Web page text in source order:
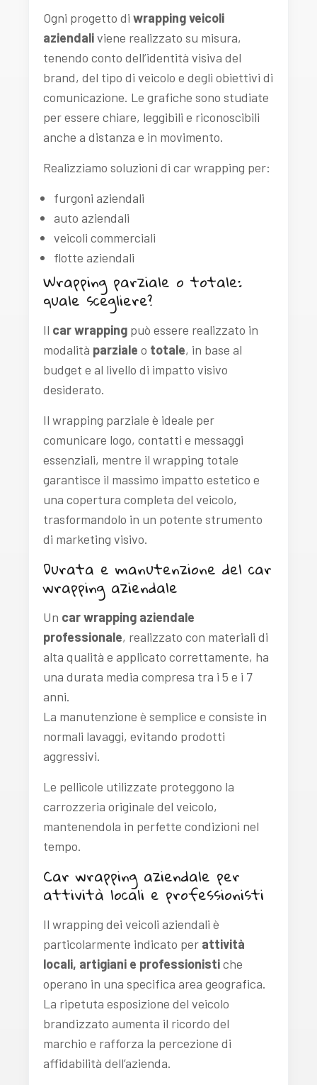
Ogni progetto di wrapping veicoli
aziendaliviene realizzato su misura,
tenendo conto dell’identità visiva del
brand, del tipo di veicolo e degli obiettivi di
comunicazione. Le grafiche sono studiate
per essere chiare, leggibili e riconoscibili
anche a distanza e in movimento.
Realizziamo soluzioni di car wrapping per:
furgoni aziendali
auto aziendali
veicoli commerciali
flotte aziendali
Wrapping parziale o totale:
quale scegliere?
Il car wrapping può essere realizzato in
modalità parziale o totale, in base al
budget e al livello di impatto visivo
desiderato.
Il wrapping parziale è ideale per
comunicare logo, contatti e messaggi
essenziali, mentre il wrapping totale
garantisce il massimo impatto estetico e
una copertura completa del veicolo,
trasformandolo in un potente strumento
di marketing visivo.
Durata e manutenzione del car
wrapping aziendale
Un car wrapping aziendale
professionale, realizzato con materiali di
alta qualità e applicato correttamente, ha
una durata media compresa tra i 5 e i 7
anni.
La manutenzione è semplice e consiste in
normali lavaggi, evitando prodotti
aggressivi.
Le pellicole utilizzate proteggono la
carrozzeria originale del veicolo,
mantenendola in perfette condizioni nel
tempo.
Car wrapping aziendale per
attività locali e professionisti
Il wrapping dei veicoli aziendali è
particolarmente indicato per attività
locali, artigiani e professionistiche
operano in una specifica area geografica.
La ripetuta esposizione del veicolo
brandizzato aumenta il ricordo del
marchio e rafforza la percezione di
affidabilità dell’azienda.